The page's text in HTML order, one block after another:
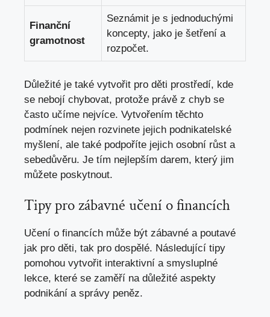
Finanční
gramotnost
Seznámit⁢ je s jednoduchými
koncepty, jako je⁢ šetření a
rozpočet.
Důležité je také vytvořit pro děti prostředí, kde
se nebojí chybovat, protože právě z chyb se
často učíme ‌nejvíce. Vytvořením‌ těchto
podmínek ⁢nejen rozvinete⁢ jejich podnikatelské
myšlení, ale také podpoříte jejich osobní růst a
sebedůvěru. Je tím nejlepším ​darem, který jim
můžete poskytnout.
Tipy pro zábavné učení o ‍financích
Učení o financích může být‍ zábavné a poutavé
jak pro děti, tak pro dospělé. Následující tipy
pomohou vytvořit interaktivní⁤ a​ smysluplné
lekce, které se zaměří na důležité aspekty
podnikání a správy peněz.